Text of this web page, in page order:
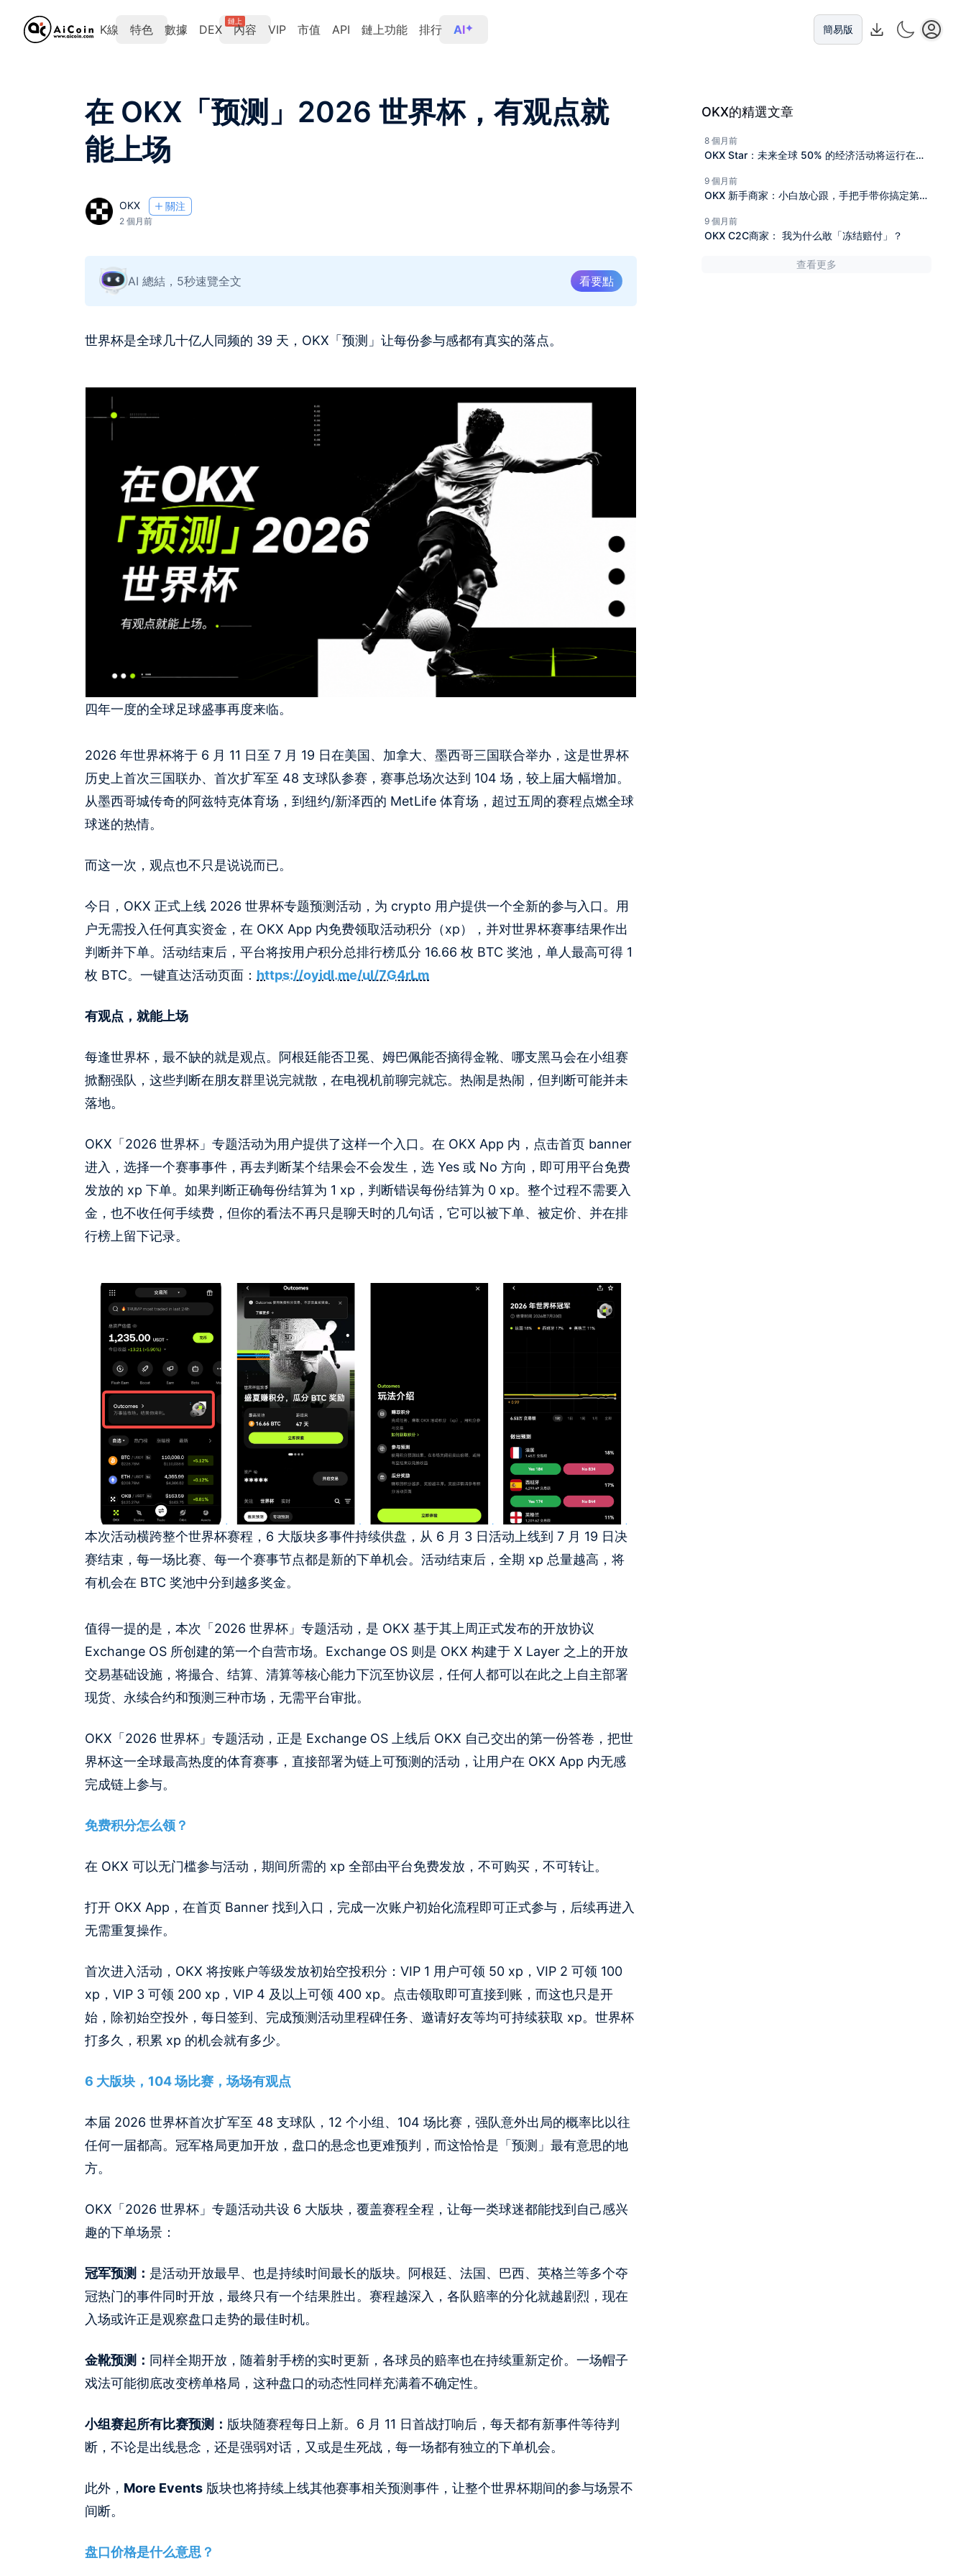
K線 特色 數據 DEX
鏈上
內容 VIP 市值 API 鏈上功能 排行 AI 簡易版
在 OKX「预测」2026 世界杯，有观点就
能上场
OKX 關注
2 個月前
AI 總結，5秒速覽全文 看要點
世界杯是全球几十亿人同频的 39 天，OKX「预测」让每份参与感都有真实的落点。
四年一度的全球足球盛事再度来临。
2026 年世界杯将于 6 月 11 日至 7 月 19 日在美国、加拿大、墨西哥三国联合举办，这是世界杯
历史上首次三国联办、首次扩军至 48 支球队参赛，赛事总场次达到 104 场，较上届大幅增加。
从墨西哥城传奇的阿兹特克体育场，到纽约/新泽西的 MetLife 体育场，超过五周的赛程点燃全球
球迷的热情。
而这一次，观点也不只是说说而已。
今日，OKX 正式上线 2026 世界杯专题预测活动，为 crypto 用户提供一个全新的参与入口。用
户无需投入任何真实资金，在 OKX App 内免费领取活动积分（xp），并对世界杯赛事结果作出
判断并下单。活动结束后，平台将按用户积分总排行榜瓜分 16.66 枚 BTC 奖池，单人最高可得 1
枚 BTC。一键直达活动页面： https://oyidl.me/ul/7G4rLm
有观点，就能上场
每逢世界杯，最不缺的就是观点。阿根廷能否卫冕、姆巴佩能否摘得金靴、哪支黑马会在小组赛
掀翻强队，这些判断在朋友群里说完就散，在电视机前聊完就忘。热闹是热闹，但判断可能并未
落地。
OKX「2026 世界杯」专题活动为用户提供了这样一个入口。在 OKX App 内，点击首页 banner
进入，选择一个赛事事件，再去判断某个结果会不会发生，选 Yes 或 No 方向，即可用平台免费
发放的 xp 下单。如果判断正确每份结算为 1 xp，判断错误每份结算为 0 xp。整个过程不需要入
金，也不收任何手续费，但你的看法不再只是聊天时的几句话，它可以被下单、被定价、并在排
行榜上留下记录。
本次活动横跨整个世界杯赛程，6 大版块多事件持续供盘，从 6 月 3 日活动上线到 7 月 19 日决
赛结束，每一场比赛、每一个赛事节点都是新的下单机会。活动结束后，全期 xp 总量越高，将
有机会在 BTC 奖池中分到越多奖金。
值得一提的是，本次「2026 世界杯」专题活动，是 OKX 基于其上周正式发布的开放协议
Exchange OS 所创建的第一个自营市场。Exchange OS 则是 OKX 构建于 X Layer 之上的开放
交易基础设施，将撮合、结算、清算等核心能力下沉至协议层，任何人都可以在此之上自主部署
现货、永续合约和预测三种市场，无需平台审批。
OKX「2026 世界杯」专题活动，正是 Exchange OS 上线后 OKX 自己交出的第一份答卷，把世
界杯这一全球最高热度的体育赛事，直接部署为链上可预测的活动，让用户在 OKX App 内无感
完成链上参与。
免费积分怎么领？
在 OKX 可以无门槛参与活动，期间所需的 xp 全部由平台免费发放，不可购买，不可转让。
打开 OKX App，在首页 Banner 找到入口，完成一次账户初始化流程即可正式参与，后续再进入
无需重复操作。
首次进入活动，OKX 将按账户等级发放初始空投积分：VIP 1 用户可领 50 xp，VIP 2 可领 100
xp，VIP 3 可领 200 xp，VIP 4 及以上可领 400 xp。点击领取即可直接到账，而这也只是开
始，除初始空投外，每日签到、完成预测活动里程碑任务、邀请好友等均可持续获取 xp。世界杯
打多久，积累 xp 的机会就有多少。
6 大版块，104 场比赛，场场有观点
本届 2026 世界杯首次扩军至 48 支球队，12 个小组、104 场比赛，强队意外出局的概率比以往
任何一届都高。冠军格局更加开放，盘口的悬念也更难预判，而这恰恰是「预测」最有意思的地
方。
OKX「2026 世界杯」专题活动共设 6 大版块，覆盖赛程全程，让每一类球迷都能找到自己感兴
趣的下单场景：
冠军预测： 是活动开放最早、也是持续时间最长的版块。阿根廷、法国、巴西、英格兰等多个夺
冠热门的事件同时开放，最终只有一个结果胜出。赛程越深入，各队赔率的分化就越剧烈，现在
入场或许正是观察盘口走势的最佳时机。
金靴预测： 同样全期开放，随着射手榜的实时更新，各球员的赔率也在持续重新定价。一场帽子
戏法可能彻底改变榜单格局，这种盘口的动态性同样充满着不确定性。
小组赛起所有比赛预测： 版块随赛程每日上新。6 月 11 日首战打响后，每天都有新事件等待判
断，不论是出线悬念，还是强弱对话，又或是生死战，每一场都有独立的下单机会。
此外， More Events 版块也将持续上线其他赛事相关预测事件，让整个世界杯期间的参与场景不
间断。
盘口价格是什么意思？
OKX的精選文章
8 個月前
OKX Star：未来全球 50% 的经济活动将运行在区
9 個月前
OKX 新手商家：小白放心跟，手把手带你搞定第一
9 個月前
OKX C2C商家： 我为什么敢「冻结赔付」？
查看更多